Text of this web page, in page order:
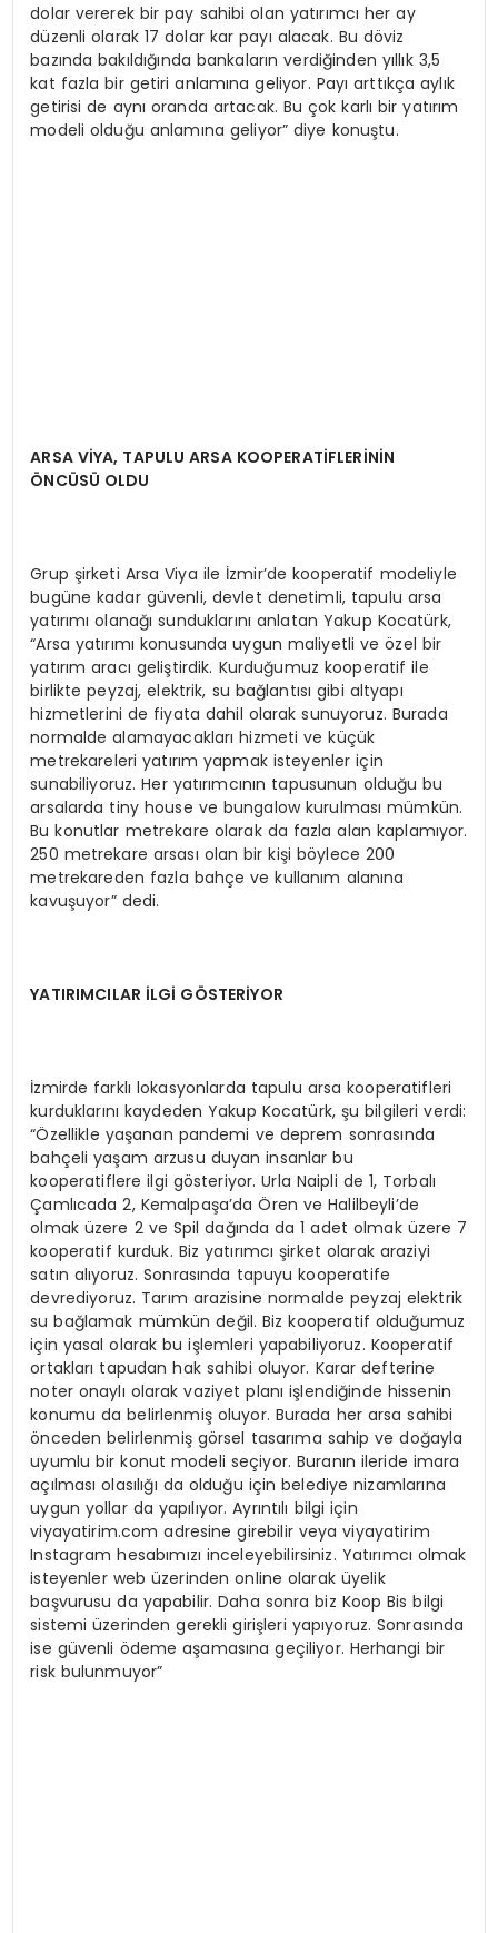
dolar vererek bir pay sahibi olan yatırımcı her ay
düzenli olarak 17 dolar kar payı alacak. Bu döviz
bazında bakıldığında bankaların verdiğinden yıllık 3,5
kat fazla bir getiri anlamına geliyor. Payı arttıkça aylık
getirisi de aynı oranda artacak. Bu çok karlı bir yatırım
modeli olduğu anlamına geliyor” diye konuştu.
ARSA VİYA, TAPULU ARSA KOOPERATİFLERİNİN
ÖNCÜSÜ OLDU
Grup şirketi Arsa Viya ile İzmir’de kooperatif modeliyle
bugüne kadar güvenli, devlet denetimli, tapulu arsa
yatırımı olanağı sunduklarını anlatan Yakup Kocatürk,
“Arsa yatırımı konusunda uygun maliyetli ve özel bir
yatırım aracı geliştirdik. Kurduğumuz kooperatif ile
birlikte peyzaj, elektrik, su bağlantısı gibi altyapı
hizmetlerini de fiyata dahil olarak sunuyoruz. Burada
normalde alamayacakları hizmeti ve küçük
metrekareleri yatırım yapmak isteyenler için
sunabiliyoruz. Her yatırımcının tapusunun olduğu bu
arsalarda tiny house ve bungalow kurulması mümkün.
Bu konutlar metrekare olarak da fazla alan kaplamıyor.
250 metrekare arsası olan bir kişi böylece 200
metrekareden fazla bahçe ve kullanım alanına
kavuşuyor” dedi.
YATIRIMCILAR İLGİ GÖSTERİYOR
İzmirde farklı lokasyonlarda tapulu arsa kooperatifleri
kurduklarını kaydeden Yakup Kocatürk, şu bilgileri verdi:
“Özellikle yaşanan pandemi ve deprem sonrasında
bahçeli yaşam arzusu duyan insanlar bu
kooperatiflere ilgi gösteriyor. Urla Naipli de 1, Torbalı
Çamlıcada 2, Kemalpaşa’da Ören ve Halilbeyli’de
olmak üzere 2 ve Spil dağında da 1 adet olmak üzere 7
kooperatif kurduk. Biz yatırımcı şirket olarak araziyi
satın alıyoruz. Sonrasında tapuyu kooperatife
devrediyoruz. Tarım arazisine normalde peyzaj elektrik
su bağlamak mümkün değil. Biz kooperatif olduğumuz
için yasal olarak bu işlemleri yapabiliyoruz. Kooperatif
ortakları tapudan hak sahibi oluyor. Karar defterine
noter onaylı olarak vaziyet planı işlendiğinde hissenin
konumu da belirlenmiş oluyor. Burada her arsa sahibi
önceden belirlenmiş görsel tasarıma sahip ve doğayla
uyumlu bir konut modeli seçiyor. Buranın ileride imara
açılması olasılığı da olduğu için belediye nizamlarına
uygun yollar da yapılıyor. Ayrıntılı bilgi için
viyayatirim.com adresine girebilir veya viyayatirim
Instagram hesabımızı inceleyebilirsiniz. Yatırımcı olmak
isteyenler web üzerinden online olarak üyelik
başvurusu da yapabilir. Daha sonra biz Koop Bis bilgi
sistemi üzerinden gerekli girişleri yapıyoruz. Sonrasında
ise güvenli ödeme aşamasına geçiliyor. Herhangi bir
risk bulunmuyor”